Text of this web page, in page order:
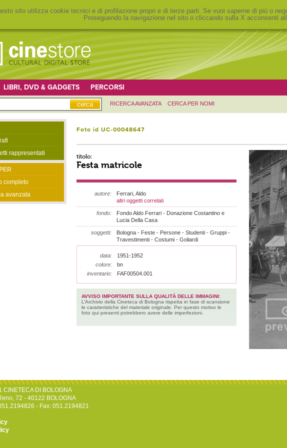
sito utilizza cookie tecnici e di profilazione propri e di terze parti. Se vuoi saperne di più o
Proseguendo la navigazione nel sito o cliccando sulla X acconsenti
LIBRI, DVD & GADGETS PERCORSI
RICERCA AVANZATA CERCA PER NOMI
rappresentati
completo
avanzata
Foto id UC-00048647
titolo:
Festa matricole
autore:
Ferrari, Aldo
altri oggetti correlati
fondo:
Fondo Aldo Ferrari - Donazione Costantino e
Lucia Della Casa
soggetti:
Bologna - Feste - Persone - Studenti - Gruppi -
Travestimenti - Costumi - Goliardi
data:
1951-1952
colore:
bn
inventario:
FAF00504.001
AVVISO IMPORTANTE SULLA QUALITÀ DELLE IMMAGINI:
L’Archivio della Cineteca di Bologna rispetta in fase di scansione
le caratteristiche del materiale originale. Per questo motivo le
foto qui presenti potrebbero avere delle imperfezioni.
CINETECA DI BOLOGNA
72 - 40122 BOLOGNA
- Fax: 051.2194821